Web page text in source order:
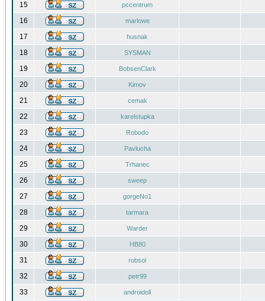
15 pccentrum
16 marlowe
17 husnak
18 SYSMAN
19 BobsenClark
20 Kimov
21 cemak
22 karelstupka
23 Robodo
24 Pavlucha
25 Trhanec
26 sweep
27 gorgeNo1
28 tarmara
29 Warder
30 HB80
31 robsol
32 petr99
33 androidoll